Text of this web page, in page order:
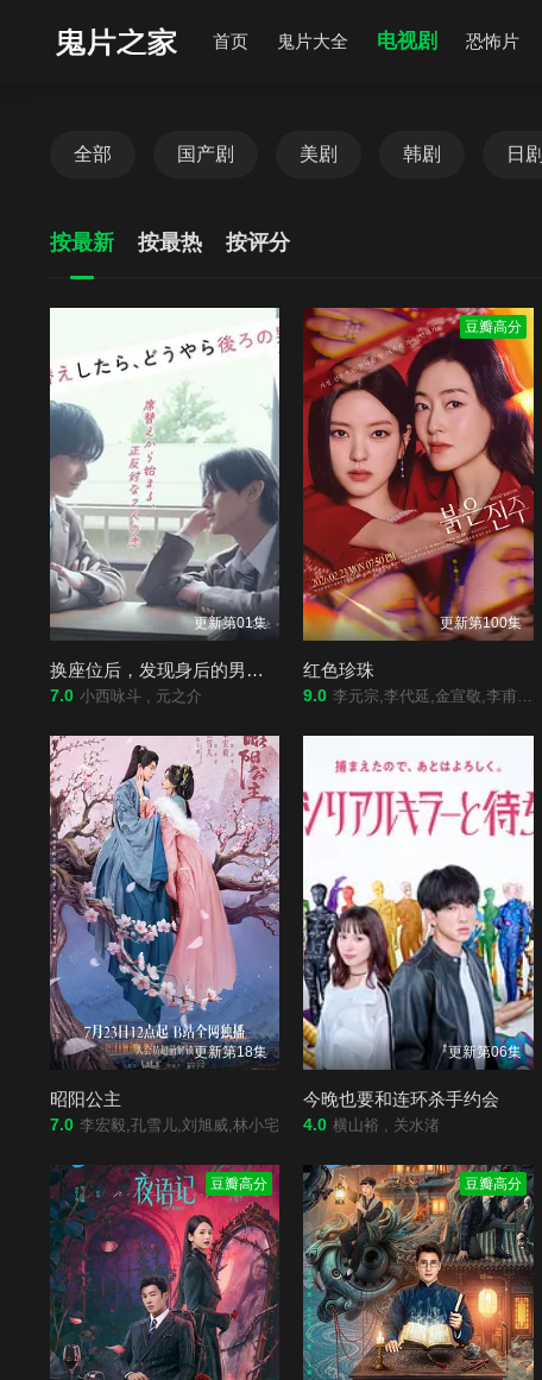
首页 鬼片大全 电视剧 恐怖片
全部 国产剧 美剧 韩剧 日剧
按最新 按最热 按评分
更新第01集
换座位后，发现身后的男生好像喜欢我
7.0 小西咏斗 , 元之介
豆瓣高分
更新第100集
红色珍珠
9.0 李元宗,李代延,金宣敬,李甫姫,朴真熙,韩振熙,李应敬,金惠仙,이정용,채빈
更新第18集
昭阳公主
7.0 李宏毅,孔雪儿,刘旭威,林小宅
更新第06集
今晚也要和连环杀手约会
4.0 横山裕 , 关水渚
豆瓣高分 豆瓣高分